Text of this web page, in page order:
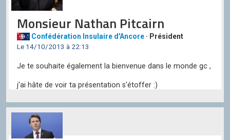
Monsieur Nathan Pitcairn
Confédération Insulaire d'Ancore · Président
Le 14/10/2013 à 22:13
Je te souhaite également la bienvenue dans le monde gc ,
j'ai hâte de voir ta présentation s'étoffer :)